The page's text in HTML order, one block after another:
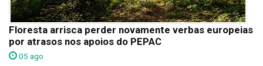
Floresta arrisca perder novamente verbas europeias
por atrasos nos apoios do PEPAC
05 ago